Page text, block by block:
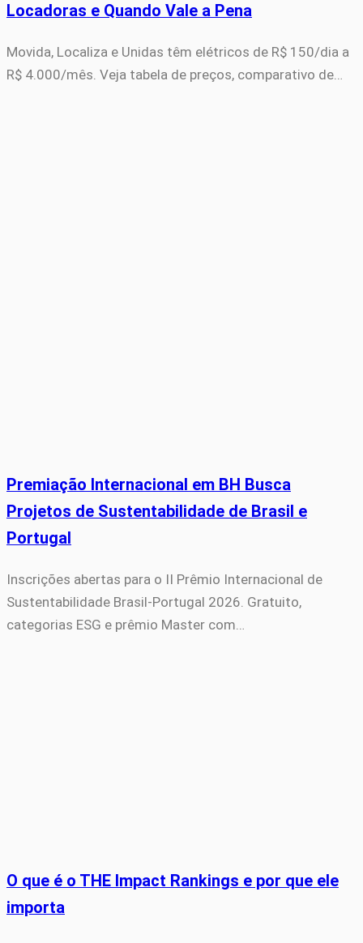
Locadoras e Quando Vale a Pena
Movida, Localiza e Unidas têm elétricos de R$ 150/dia a
R$ 4.000/mês. Veja tabela de preços, comparativo de…
Premiação Internacional em BH Busca
Projetos de Sustentabilidade de Brasil e
Portugal
Inscrições abertas para o II Prêmio Internacional de
Sustentabilidade Brasil-Portugal 2026. Gratuito,
categorias ESG e prêmio Master com…
O que é o THE Impact Rankings e por que ele
importa